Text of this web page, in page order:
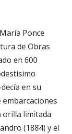
Ponce
de Obras
en 600
en su
orilla limitada
(1884) y el